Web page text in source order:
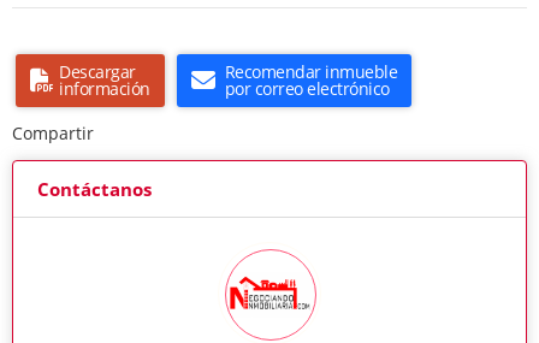
Descargar
información
Recomendar inmueble
por correo electrónico
Compartir
Contáctanos